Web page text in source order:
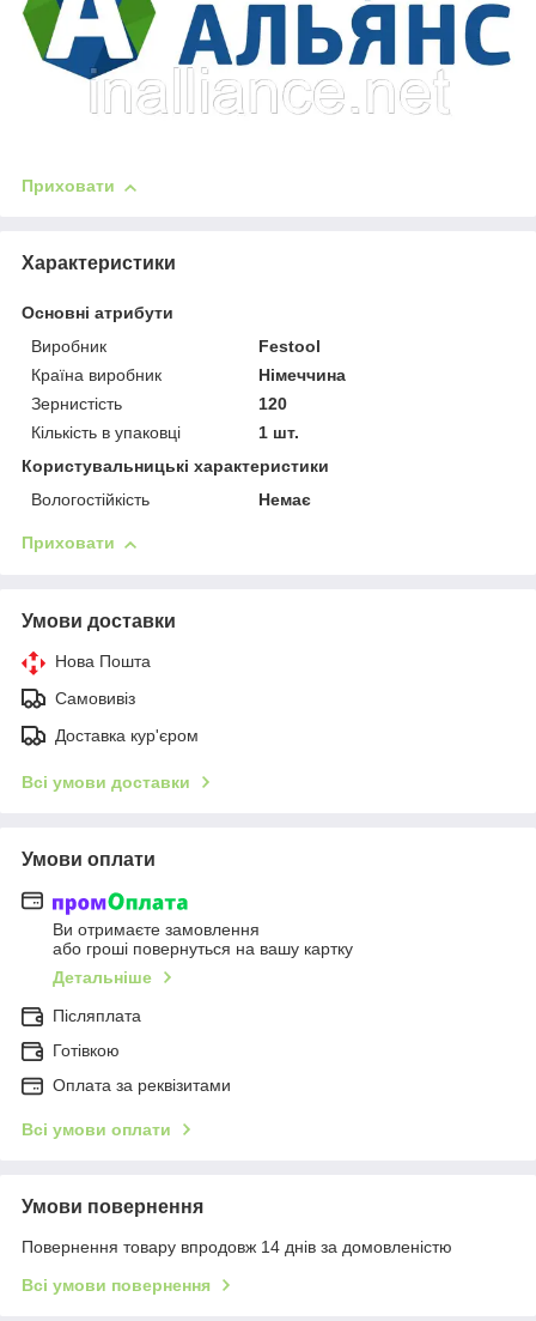
Приховати
Характеристики
Основні атрибути
Виробник
Festool
Країна виробник
Німеччина
Зернистість
120
Кількість в упаковці
1 шт.
Користувальницькі характеристики
Вологостійкість
Немає
Приховати
Умови доставки
Нова Пошта
Самовивіз
Доставка кур'єром
Всі умови доставки
Умови оплати
Ви отримаєте замовлення
або гроші повернуться на вашу картку
Детальніше
Післяплата
Готівкою
Оплата за реквізитами
Всі умови оплати
Умови повернення
Повернення товару впродовж 14 днів за домовленістю
Всі умови повернення